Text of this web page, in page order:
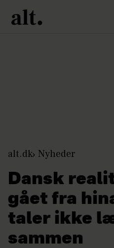
alt.dk Nyheder
Dansk
gået fra
taler ikke
sammen